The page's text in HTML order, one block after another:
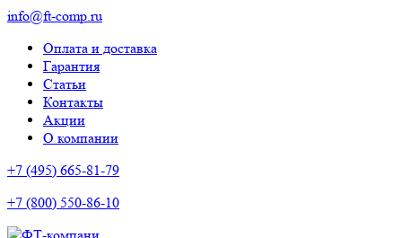
info@ft-comp.ru
Оплата и доставка
Гарантия
Статьи
Контакты
Акции
О компании
+7 (495) 665-81-79
+7 (800) 550-86-10